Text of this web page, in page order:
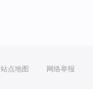
站点地图 网络举报